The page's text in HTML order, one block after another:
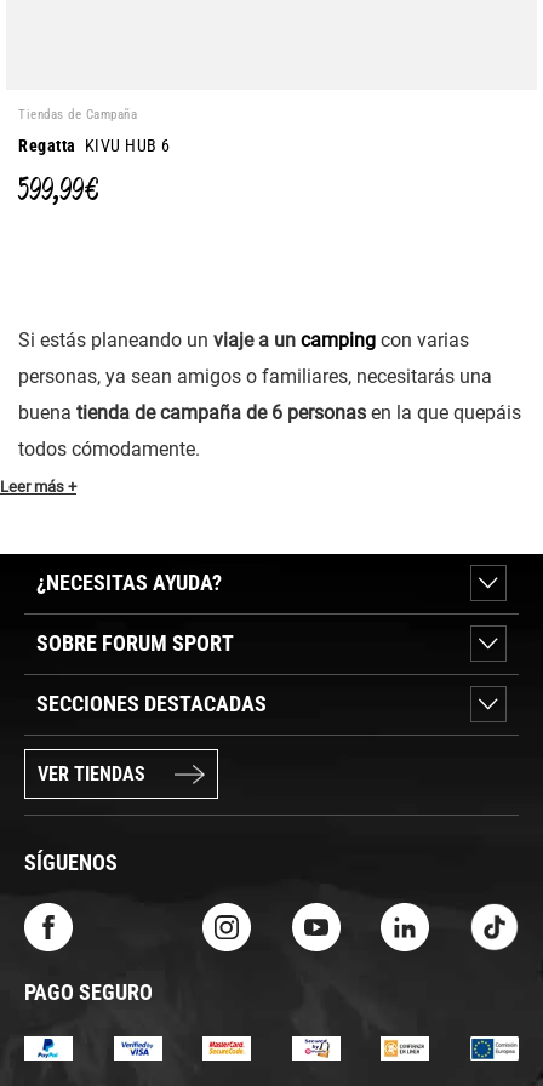
Tiendas de Campaña
Regatta KIVU HUB 6
599,99 €
Si estás planeando un viaje a un camping con varias
personas, ya sean amigos o familiares, necesitarás una
buena tienda de campaña de 6 personas en la que quepáis
todos cómodamente.
Leer más +
¿NECESITAS AYUDA?
SOBRE FORUM SPORT
SECCIONES DESTACADAS
VER TIENDAS
SÍGUENOS
PAGO SEGURO